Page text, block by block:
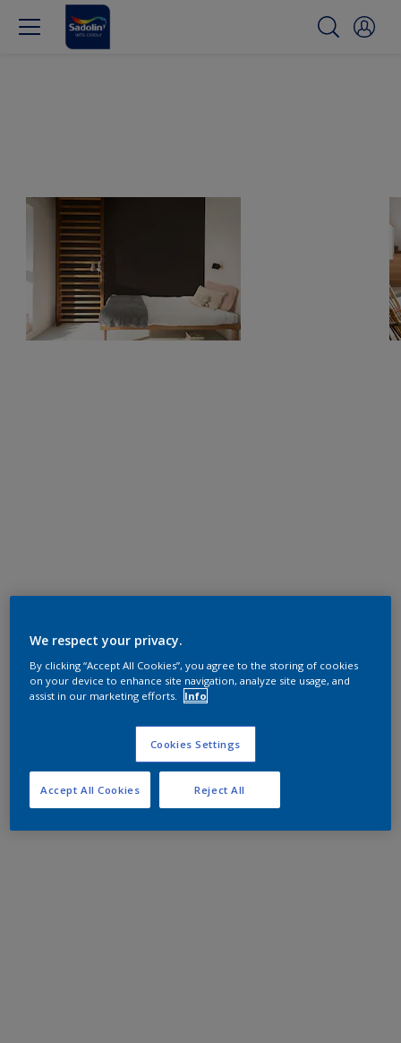
We respect your privacy.
By clicking “Accept All Cookies”, you agree to the storing of cookies
on your device to enhance site navigation, analyze site usage, and
assist in our marketing efforts.
Info
Cookies Settings
Reject All
Accept All Cookies